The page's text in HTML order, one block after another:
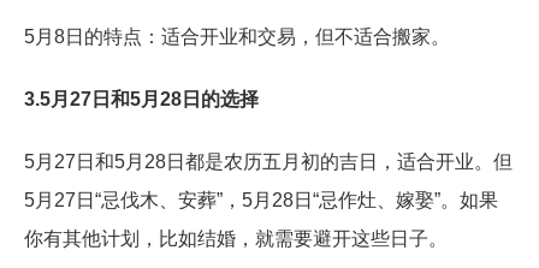
5月8日的特点：适合开业和交易，但不适合搬家。
3.5月27日和5月28日的选择
5月27日和5月28日都是农历五月初的吉日，适合开业。但
5月27日“忌伐木、安葬”，5月28日“忌作灶、嫁娶”。如果
你有其他计划，比如结婚，就需要避开这些日子。